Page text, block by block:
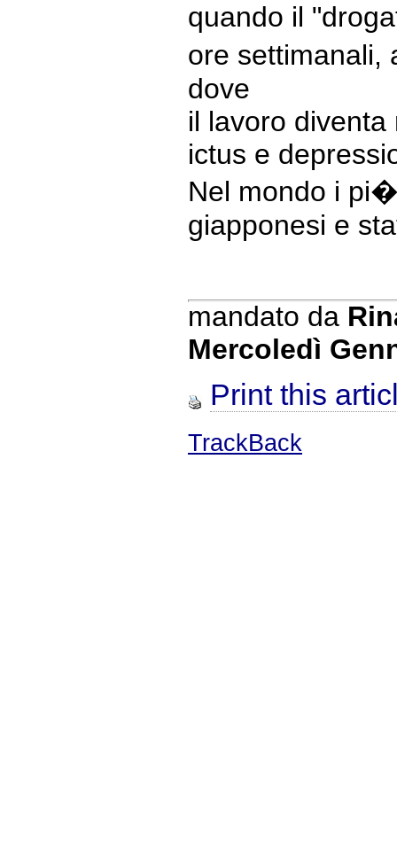
quando il
ore
dove
il lavoro
ictus e
Nel mondo i
giapponesi e
mandato da
Mercoledì
Print this
TrackBack